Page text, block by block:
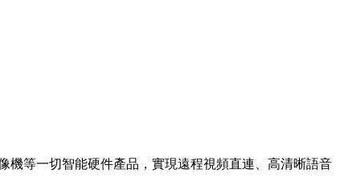
機等一切智能硬件產品，實現遠程視頻直連、高清晰語音